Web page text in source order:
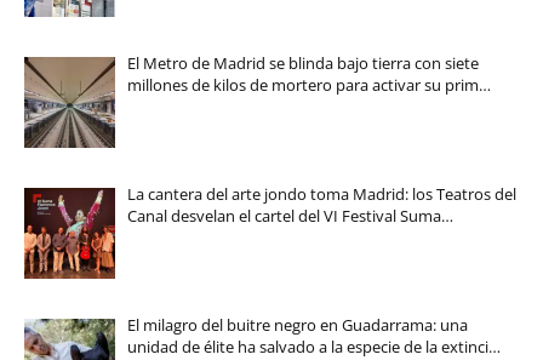
El Metro de Madrid se blinda bajo tierra con siete
millones de kilos de mortero para activar su prim…
La cantera del arte jondo toma Madrid: los Teatros del
Canal desvelan el cartel del VI Festival Suma…
El milagro del buitre negro en Guadarrama: una
unidad de élite ha salvado a la especie de la extinci…